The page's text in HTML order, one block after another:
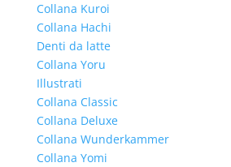
Collana Kuroi
Collana Hachi
Denti da latte
Collana Yoru
Illustrati
Collana Classic
Collana Deluxe
Collana Wunderkammer
Collana Yomi